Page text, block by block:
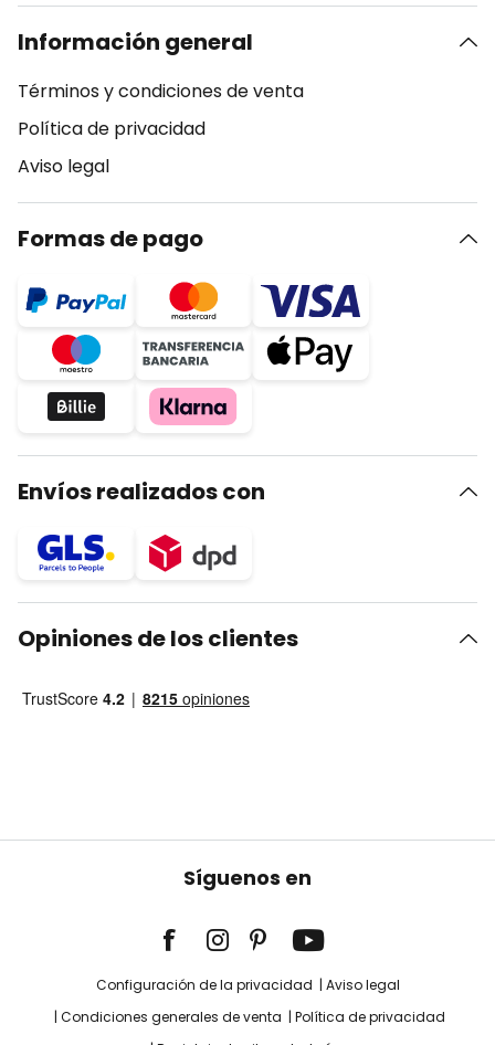
Información general
Términos y condiciones de venta
Política de privacidad
Aviso legal
Formas de pago
Envíos realizados con
Opiniones de los clientes
Síguenos en
Configuración de la privacidad
Aviso legal
Condiciones generales de venta
Política de privacidad